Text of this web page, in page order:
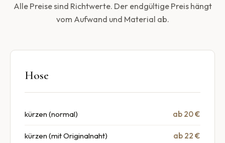
Alle Preise sind Richtwerte. Der endgültige Preis hängt
vom Aufwand und Material ab.
Hose
kürzen (normal) ab 20 €
kürzen (mit Originalnaht) ab 22 €